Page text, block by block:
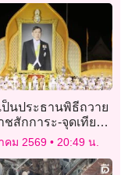
ป็นประธานพิธีถวาย
ชสักการะ-จุดเทียน
พรชัยมงคลเฉลิม
พรรษาพระบาท
ะเจ้าอยู่หัว
คม 2569 20:49 น.